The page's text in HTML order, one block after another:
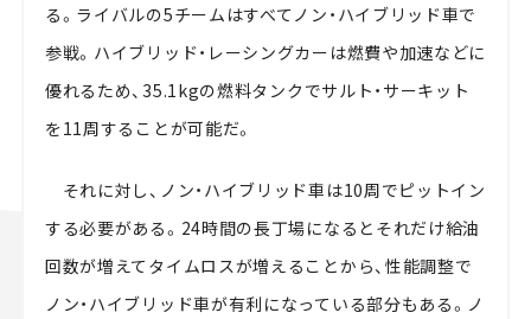
る。ライバルの5チームはすべてノン・ハイブリッド車で
参戦。ハイブリッド・レーシングカーは燃費や加速などに
優れるため、35.1kgの燃料タンクでサルト・サーキット
を11周することが可能だ。
それに対し、ノン・ハイブリッド車は10周でピットイン
する必要がある。24時間の長丁場になるとそれだけ給油
回数が増えてタイムロスが増えることから、性能調整で
ノン・ハイブリッド車が有利になっている部分もある。ノ